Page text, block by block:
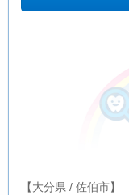
【大分県 / 佐伯市】